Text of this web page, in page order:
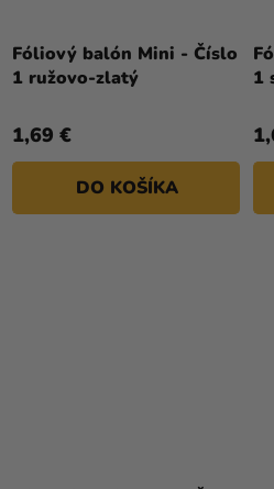
Fóliový balón Mini - Číslo
1 ružovo-zlatý
1,69 €
DO KOŠÍKA
1